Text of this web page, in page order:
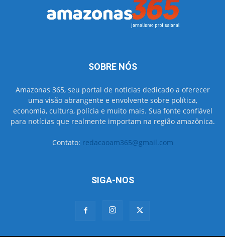
SOBRE NÓS
Amazonas 365, seu portal de notícias dedicado a oferecer
uma visão abrangente e envolvente sobre política,
economia, cultura, polícia e muito mais. Sua fonte confiável
para notícias que realmente importam na região amazônica.
Contato: redacaoam365@gmail.com
SIGA-NOS